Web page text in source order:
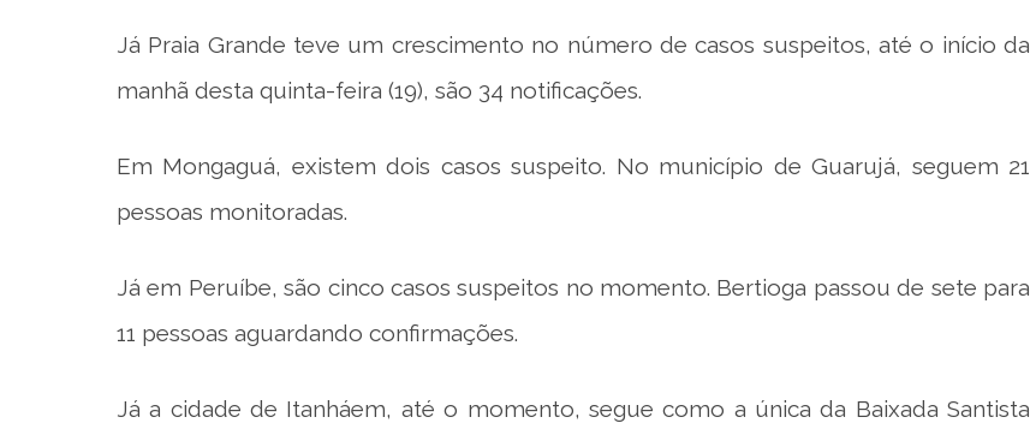
Já Praia Grande teve um crescimento no número de casos suspeitos, até o início da
manhã desta quinta-feira (19), são 34 notificações.
Em Mongaguá, existem dois casos suspeito. No município de Guarujá, seguem 21
pessoas monitoradas.
Já em Peruíbe, são cinco casos suspeitos no momento. Bertioga passou de sete para
11 pessoas aguardando confirmações.
Já a cidade de Itanháem, até o momento, segue como a única da Baixada Santista